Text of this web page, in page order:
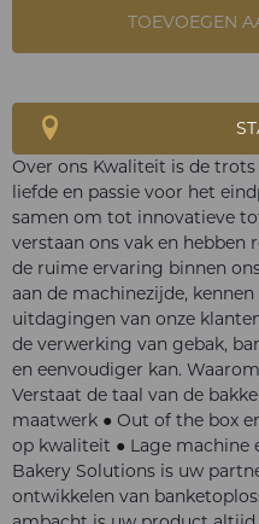
TOEVOEGEN
Over ons Kwaliteit is de
liefde en passie voor het
samen om tot innovatieve
verstaan ons vak en
de ruime ervaring binnen
aan de machinezijde,
uitdagingen van onze
de verwerking van gebak,
en eenvoudiger kan.
Verstaat de taal van de
maatwerk ● Out of the box
op kwaliteit ● Lage machine
Bakery Solutions is uw
ontwikkelen van